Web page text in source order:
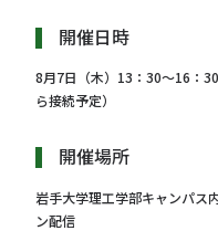
開催日時
8月7日（木）13：30～16：
ら接続予定）
開催場所
岩手大学理工学部キャンパ
ン配信